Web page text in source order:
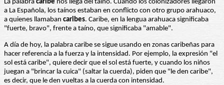
La palabra caribe nos llega del taíno. Cuando los colonizadores llegaron
a La Española, los taínos estaban en conflicto con otro grupo arahuaco,
a quienes llamaban caribes. Caribe, en la lengua arahuaca significaba
"fuerte, bravo", frente a taíno, que significaba "amable".
A día de hoy, la palabra caribe se sigue usando en zonas caribeñas para
hacer referencia a la fuerza y la intensidad. Por ejemplo, la expresión "el
sol está caribe", quiere decir que el sol está fuerte, y cuando los niños
juegan a "brincar la cuica" (saltar la cuerda), piden que "le den caribe",
es decir, que le den vueltas a la cuerda con intensidad.